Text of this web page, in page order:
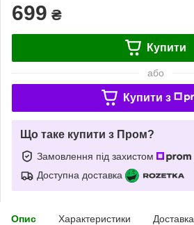
699 ₴
Купити
або
Купити з
Що таке купити з Пром?
Замовлення під захистом
Доступна доставка
Опис Характеристики Доставка